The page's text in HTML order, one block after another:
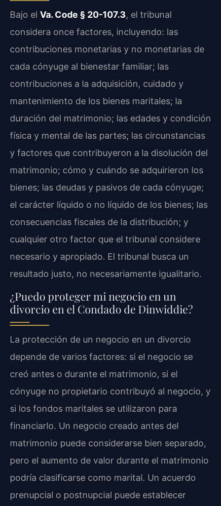
Bajo el Va. Code § 20-107.3, el tribunal
considera once factores, incluyendo: las
contribuciones monetarias y no monetarias de
cada cónyuge al bienestar familiar; las
contribuciones a la adquisición, cuidado y
mantenimiento de los bienes maritales; la
duración del matrimonio; las edades y condición
física y mental de las partes; las circunstancias
y factores que contribuyeron a la disolución del
matrimonio; cómo y cuándo se adquirieron los
bienes; las deudas y pasivos de cada cónyuge;
el carácter líquido o no líquido de los bienes; las
consecuencias fiscales de la distribución; y
cualquier otro factor que el tribunal considere
necesario y apropiado. El tribunal busca un
resultado justo, no necesariamente igualitario.
¿Puedo proteger mi negocio en un
divorcio en el Condado de Dinwiddie?
La protección de un negocio en un divorcio
depende de varios factores: si el negocio se
creó antes o durante el matrimonio, si el
cónyuge no propietario contribuyó al negocio, y
si los fondos maritales se utilizaron para
financiarlo. Un negocio creado antes del
matrimonio puede considerarse bien separado,
pero el aumento de valor durante el matrimonio
podría clasificarse como marital. Un acuerdo
prenupcial o postnupcial puede establecer